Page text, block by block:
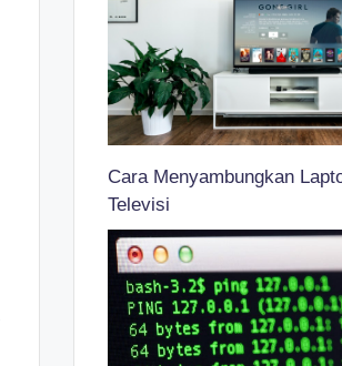
Cara Menyambungkan
Televisi